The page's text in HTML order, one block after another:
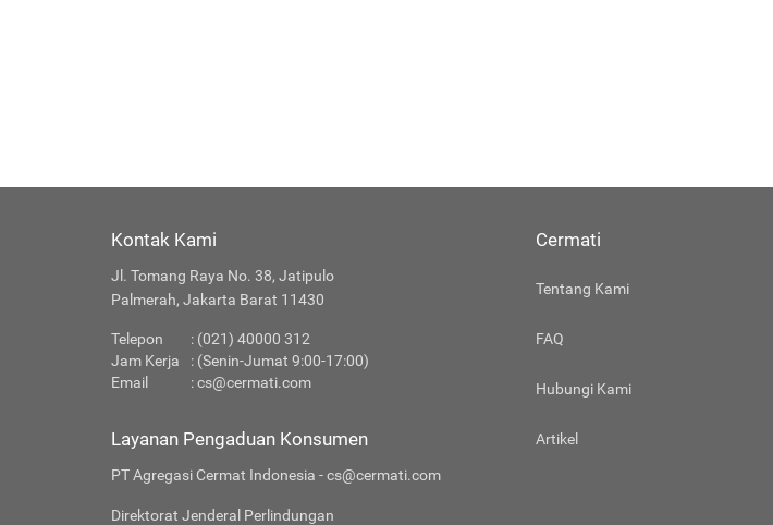
Kontak Kami
Jl. Tomang Raya No. 38, Jatipulo
Palmerah, Jakarta Barat 11430
Telepon
: (021) 40000 312
Jam Kerja
: (Senin-Jumat 9:00-17:00)
Email
:cs@cermati.com
Layanan Pengaduan Konsumen
PT Agregasi Cermat Indonesia - cs@cermati.com
Direktorat Jenderal Perlindungan
Cermati
Tentang Kami
FAQ
Hubungi Kami
Artikel